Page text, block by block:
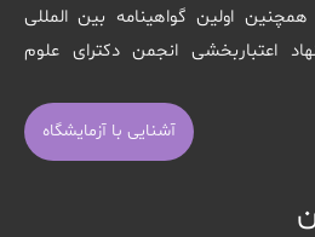
اولین گواهینامه بین المللی
ایزو 15189 از نهاد اعتباربخشی انجمن دکترای علوم
آشنایی با آزمایشگاه